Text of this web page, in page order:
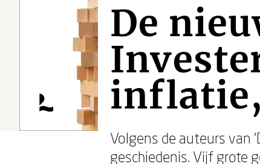
De
Volgens de auteurs van
geschiedenis. Vijf grote